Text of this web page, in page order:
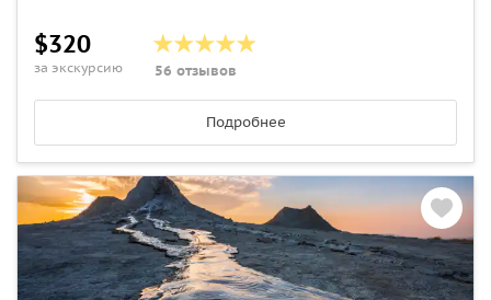
$320
за экскурсию 56 отзывов
Подробнее